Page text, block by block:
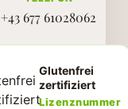
+43 677 61028062
Glutenfrei
zertifiziert
Lizenznummer